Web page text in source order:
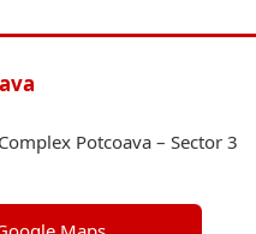
Potcoava – Sector 3